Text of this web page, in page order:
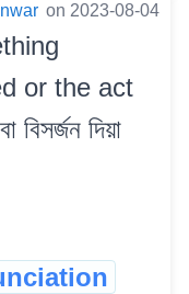
on 2023-08-04
or the act
দিয়া